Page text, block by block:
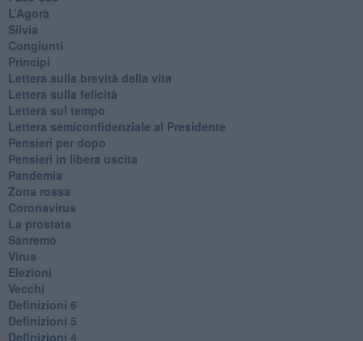
L’Agorà
Silvia
Congiunti
Principi
​Lettera sulla brevità della vita
​Lettera sulla felicità
​Lettera sul tempo
Lettera semiconfidenziale al Presidente
Pensieri per dopo
​Pensieri in libera uscita
Pandemia
Zona rossa
Coronavirus
La prostata
Sanremo
Virus
Elezioni
Vecchi
Definizioni 6
Definizioni 5
Definizioni 4